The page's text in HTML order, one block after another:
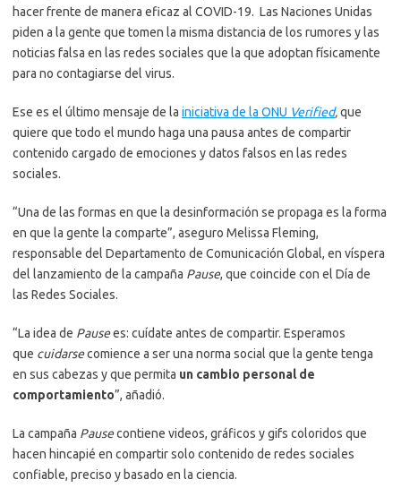
hacer frente de manera eficaz al COVID-19. Las Naciones Unidas
piden a la gente que tomen la misma distancia de los rumores y las
noticias falsa en las redes sociales que la que adoptan físicamente
para no contagiarse del virus.
Ese es el último mensaje de la iniciativa de la ONU Verified,que
quiere que todo el mundo haga una pausa antes de compartir
contenido cargado de emociones y datos falsos en las redes
sociales.
“Una de las formas en que la desinformación se propaga es la forma
en que la gente la comparte”, aseguro Melissa Fleming,
responsable del Departamento de Comunicación Global, en víspera
del lanzamiento de la campaña Pause, que coincide con el Día de
las Redes Sociales.
“La idea de Pausees: cuídate antes de compartir. Esperamos
que cuidarsecomience a ser una norma social que la gente tenga
en sus cabezas y que permita un cambio personal de
comportamiento”, añadió.
La campaña Pausecontiene videos, gráficos y gifs coloridos que
hacen hincapié en compartir solo contenido de redes sociales
confiable, preciso y basado en la ciencia.